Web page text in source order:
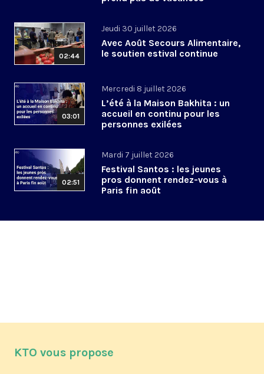
02:44
Jeudi 30 juillet 2026
Avec Août Secours Alimentaire,
le soutien estival continue
03:01
Mercredi 8 juillet 2026
L’été à la Maison Bakhita : un
accueil en continu pour les
personnes exilées
02:51
Mardi 7 juillet 2026
Festival Santos : les jeunes
pros donnent rendez-vous à
Paris fin août
KTO vous propose